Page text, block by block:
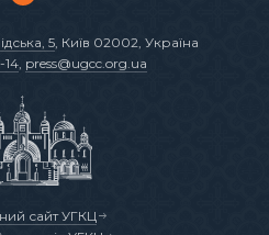
5 , Київ 02002, Україна
14 press@ugcc.org.ua
сайт УГКЦ